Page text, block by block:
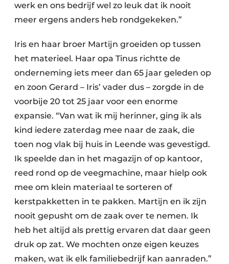
werk en ons bedrijf wel zo leuk dat ik nooit
meer ergens anders heb rondgekeken.”
Iris en haar broer Martijn groeiden op tussen
het materieel. Haar opa Tinus richtte de
onderneming iets meer dan 65 jaar geleden op
en zoon Gerard – Iris’ vader dus – zorgde in de
voorbije 20 tot 25 jaar voor een enorme
expansie. “Van wat ik mij herinner, ging ik als
kind iedere zaterdag mee naar de zaak, die
toen nog vlak bij huis in Leende was gevestigd.
Ik speelde dan in het magazijn of op kantoor,
reed rond op de veegmachine, maar hielp ook
mee om klein materiaal te sorteren of
kerstpakketten in te pakken. Martijn en ik zijn
nooit gepusht om de zaak over te nemen. Ik
heb het altijd als prettig ervaren dat daar geen
druk op zat. We mochten onze eigen keuzes
maken, wat ik elk familiebedrijf kan aanraden.”